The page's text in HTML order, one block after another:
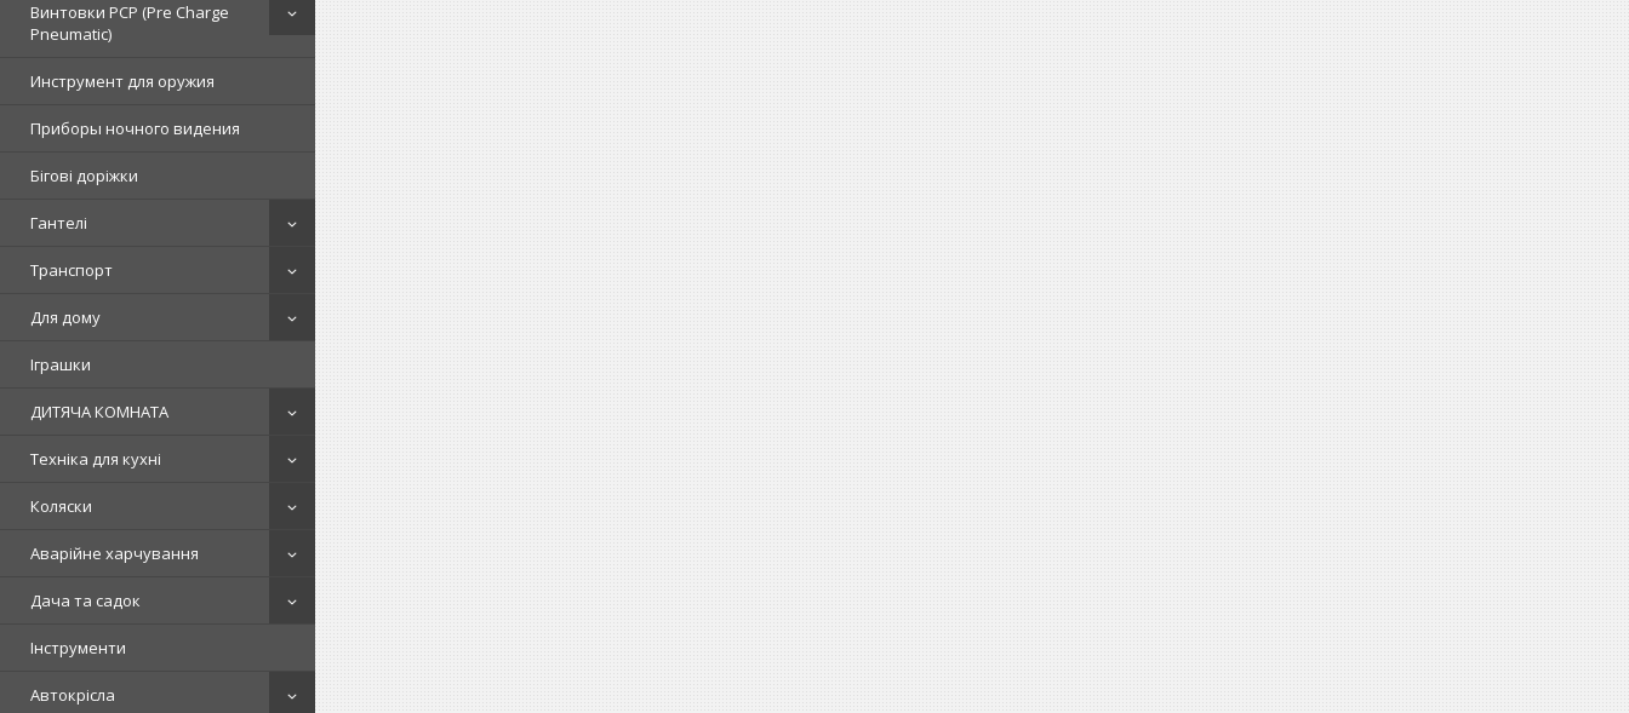
Винтовки PCP (Pre Charge
Pneumatic)
Инструмент для оружия
Приборы ночного видения
Бігові доріжки
Гантелі
Транспорт
Для дому
Іграшки
ДИТЯЧА КОМНАТА
Техніка для кухні
Коляски
Аварійне харчування
Дача та садок
Інструменти
Автокрісла